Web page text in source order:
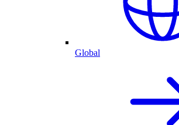
Global